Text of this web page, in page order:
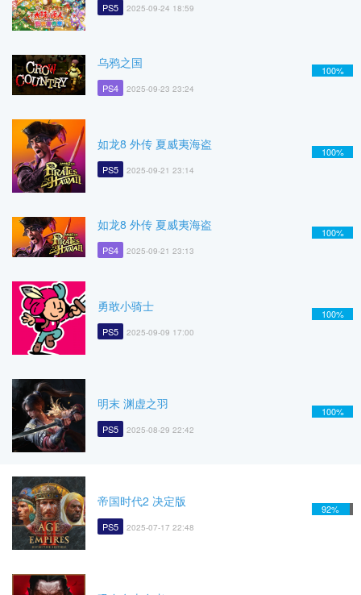
PS5 2025-09-24 18:59
乌鸦之国
PS4 2025-09-23 23:24
100%
如龙8 外传 夏威夷海盗
PS5 2025-09-21 23:14
100%
如龙8 外传 夏威夷海盗
PS4 2025-09-21 23:13
100%
勇敢小骑士
PS5 2025-09-09 17:00
100%
明末 渊虚之羽
PS5 2025-08-29 22:42
100%
帝国时代2 决定版
PS5 2025-07-17 22:48
92%